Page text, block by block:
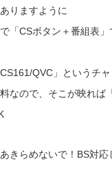
りますように
「CSボタン＋番組表
QVC」というチ
なので、そこが映れば
きらめないで！BS対応